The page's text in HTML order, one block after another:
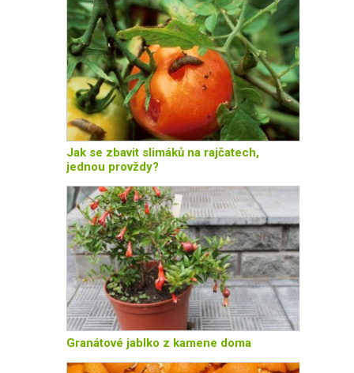
Jak se zbavit slimáků na rajčatech,
jednou provždy?
Granátové jablko z kamene doma